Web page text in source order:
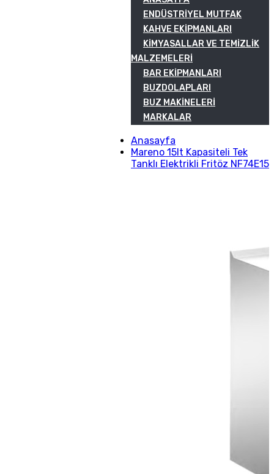
ENDÜSTRIYEL MUTFAK
KAHVE EKIPMANLARI
KIMYASALLAR VE TEMIZLIK
MALZEMELERI
BAR EKIPMANLARI
BUZDOLAPLARI
BUZ MAKINELERI
MARKALAR
Anasayfa
Mareno 15lt Kapasiteli Tek
Tanklı Elektrikli Fritöz NF74E15